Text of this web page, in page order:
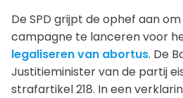
De SPD grijpt de ophef aan
campagne te lanceren voor
legaliseren van abortus. De
Justitieminister van de partij
strafartikel 218. In een